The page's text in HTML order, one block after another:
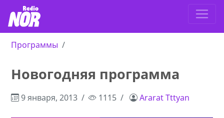
Программы
Новогодняя программа
9 января, 2013 1115 Ararat Tttyan